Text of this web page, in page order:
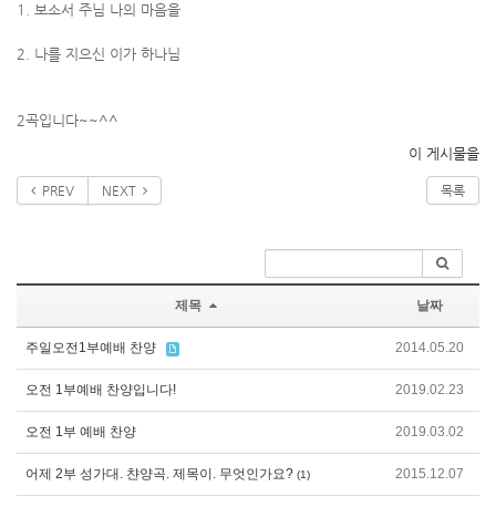
1. 보소서 주님 나의 마음을
2. 나를 지으신 이가 하나님
2곡입니다~~^^
이 게시물을
PREV NEXT 목록
제목 날짜
주일오전1부예배 찬양 2014.05.20
오전 1부예배 찬양입니다! 2019.02.23
오전 1부 예배 찬양 2019.03.02
어제 2부 성가대. 챤양곡. 제목이. 무엇인가요? (1) 2015.12.07